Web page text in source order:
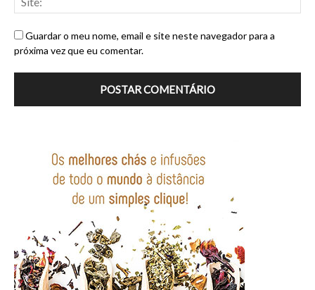
Guardar o meu nome, email e site neste navegador para a
próxima vez que eu comentar.